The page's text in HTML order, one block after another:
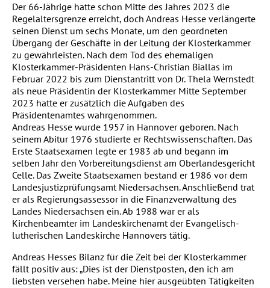
Der 66-Jährige hatte schon Mitte des Jahres 2023 die
Regelaltersgrenze erreicht, doch Andreas Hesse verlängerte
seinen Dienst um sechs Monate, um den geordneten
Übergang der Geschäfte in der Leitung der Klosterkammer
zu gewährleisten. Nach dem Tod des ehemaligen
Klosterkammer-Präsidenten Hans-Christian Biallas im
Februar 2022 bis zum Dienstantritt von Dr. Thela Wernstedt
als neue Präsidentin der Klosterkammer Mitte September
2023 hatte er zusätzlich die Aufgaben des
Präsidentenamtes wahrgenommen.
Andreas Hesse wurde 1957 in Hannover geboren. Nach
seinem Abitur 1976 studierte er Rechtswissenschaften. Das
Erste Staatsexamen legte er 1983 ab und begann im
selben Jahr den Vorbereitungsdienst am Oberlandesgericht
Celle. Das Zweite Staatsexamen bestand er 1986 vor dem
Landesjustizprüfungsamt Niedersachsen. Anschließend trat
er als Regierungsassessor in die Finanzverwaltung des
Landes Niedersachsen ein. Ab 1988 war er als
Kirchenbeamter im Landeskirchenamt der Evangelisch-
lutherischen Landeskirche Hannovers tätig.
Andreas Hesses Bilanz für die Zeit bei der Klosterkammer
fällt positiv aus: „Dies ist der Dienstposten, den ich am
liebsten versehen habe. Meine hier ausgeübten Tätigkeiten